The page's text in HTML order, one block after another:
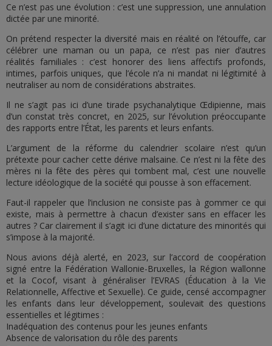
Ce n’est pas une évolution : c’est une suppression, une annulation
dictée par une minorité.
On prétend respecter la diversité mais en réalité on l’étouffe, car
célébrer une maman ou un papa, ce n’est pas nier d’autres
réalités familiales : c’est honorer des liens affectifs profonds,
intimes, parfois uniques, que l’école n’a ni mandat ni légitimité à
neutraliser au nom de considérations abstraites.
Il ne s’agit pas ici d’une tirade psychanalytique Œdipienne, mais
d’un constat très concret, en 2025, sur l’évolution préoccupante
des rapports entre l’État, les parents et leurs enfants.
L’argument de la réforme du calendrier scolaire n’est qu’un
prétexte pour cacher cette dérive malsaine. Ce n’est ni la fête des
mères ni la fête des pères qui tombent mal, c’est une nouvelle
lecture idéologique de la société qui pousse à son effacement.
Faut-il rappeler que l’inclusion ne consiste pas à gommer ce qui
existe, mais à permettre à chacun d’exister sans en effacer les
autres ? Car clairement il s’agit ici d’une dictature des minorités qui
s’impose à la majorité.
Nous avions déjà alerté, en 2023, sur l’accord de coopération
signé entre la Fédération Wallonie-Bruxelles, la Région wallonne
et la Cocof, visant à généraliser l’EVRAS (Éducation à la Vie
Relationnelle, Affective et Sexuelle). Ce guide, censé accompagner
les enfants dans leur développement, soulevait des questions
essentielles et légitimes :
Inadéquation des contenus pour les jeunes enfants
Absence de valorisation du rôle des parents